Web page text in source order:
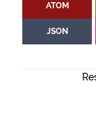
ATOM
JSON